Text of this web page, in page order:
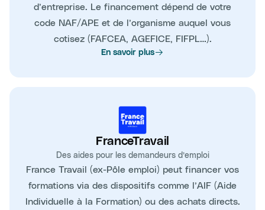
d’entreprise. Le financement dépend de votre
code NAF/APE et de l’organisme auquel vous
cotisez (FAFCEA, AGEFICE, FIFPL…).
En savoir plus
FranceTravail
Des aides pour les demandeurs d’emploi
France Travail (ex-Pôle emploi) peut financer vos
formations via des dispositifs comme l’AIF (Aide
Individuelle à la Formation) ou des achats directs.